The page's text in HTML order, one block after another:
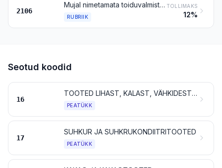
2106
Mujal nimetamata toiduvalmistised
RUBRIIK
TOLLIMAKS
12%
Seotud koodid
16
TOOTED LIHAST, KALAST, VÄHKIDEST, MOLLUSKITEST VÕI MUUDEST VEESELGROOTUTEST VÕI PUTUKATEST
PEATÜKK
17
SUHKUR JA SUHKRUKONDIITRITOOTED
PEATÜKK